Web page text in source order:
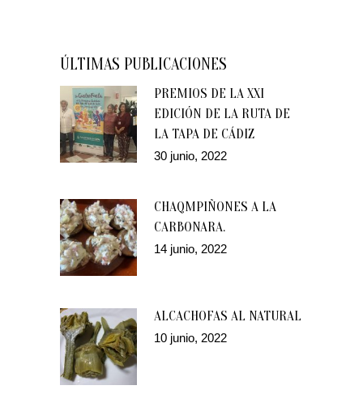
ÚLTIMAS PUBLICACIONES
PREMIOS DE LA XXI
EDICIÓN DE LA RUTA DE
LA TAPA DE CÁDIZ
30 junio, 2022
CHAQMPIÑONES A LA
CARBONARA.
14 junio, 2022
ALCACHOFAS AL NATURAL
10 junio, 2022